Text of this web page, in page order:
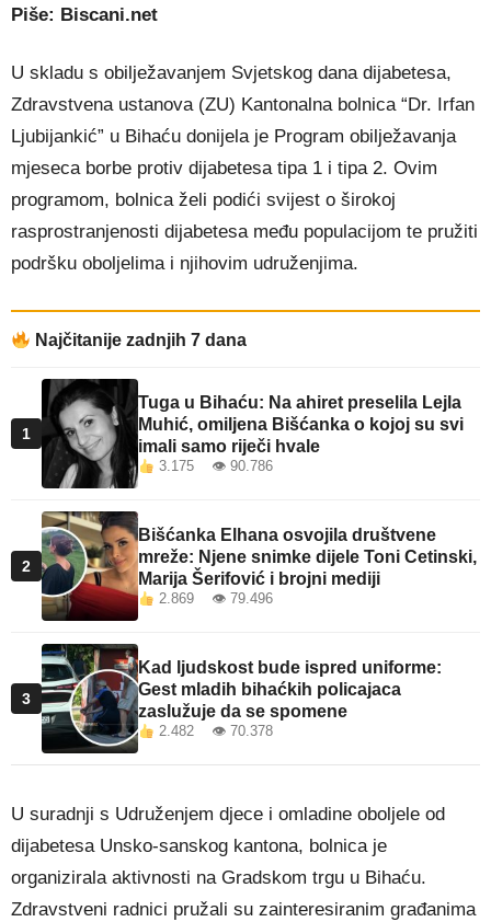
Piše: Biscani.net
U skladu s obilježavanjem Svjetskog dana dijabetesa,
Zdravstvena ustanova (ZU) Kantonalna bolnica “Dr. Irfan
Ljubijankić” u Bihaću donijela je Program obilježavanja
mjeseca borbe protiv dijabetesa tipa 1 i tipa 2. Ovim
programom, bolnica želi podići svijest o širokoj
rasprostranjenosti dijabetesa među populacijom te pružiti
podršku oboljelima i njihovim udruženjima.
Najčitanije zadnjih 7 dana
1
Tuga u Bihaću: Na ahiret preselila Lejla
Muhić, omiljena Bišćanka o kojoj su svi
imali samo riječi hvale
3.175 👁 90.786
2
Bišćanka Elhana osvojila društvene
mreže: Njene snimke dijele Toni Cetinski,
Marija Šerifović i brojni mediji
2.869 👁 79.496
3
Kad ljudskost bude ispred uniforme:
Gest mladih bihaćkih policajaca
zaslužuje da se spomene
2.482 👁 70.378
U suradnji s Udruženjem djece i omladine oboljele od
dijabetesa Unsko-sanskog kantona, bolnica je
organizirala aktivnosti na Gradskom trgu u Bihaću.
Zdravstveni radnici pružali su zainteresiranim građanima